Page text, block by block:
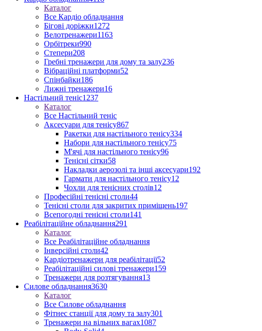
Каталог
Все Кардіо обладнання
Бігові доріжки1272
Велотренажери1163
Орбітреки990
Степери208
Гребні тренажери для дому та залу236
Вібраційні платформи52
Спінбайки186
Лижні тренажери16
Настільний теніс1237
Каталог
Все Настільний теніс
Аксесуари для тенісу867
Ракетки для настільного тенісу334
Набори для настільного тенісу75
М'ячі для настільного тенісу96
Тенісні сітки58
Накладки аерозолі та інші аксесуари192
Гармати для настільного тенісу12
Чохли для тенісних столів12
Професійні тенісні столи44
Тенісні столи для закритих приміщень197
Всепогодні тенісні столи141
Реабілітаційне обладнання291
Каталог
Все Реабілітаційне обладнання
Інверсійні столи42
Кардіотренажери для реабілітації52
Реабілітаційні силові тренажери159
Тренажери для розтягування13
Силове обладнання3630
Каталог
Все Силове обладнання
Фітнес станції для дому та залу301
Тренажери на вільних вагах1087